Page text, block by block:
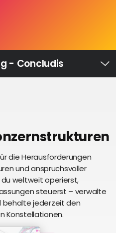
Volume
Ausbildungsmanagement
Lernen
eAkte
und
Digitalisierung
Schnittstellen
- Concludis
die Herausforderungen
und anspruchsvoller
du weltweit operierst,
steuerst – verwalte
behalte jederzeit den
Konstellationen.